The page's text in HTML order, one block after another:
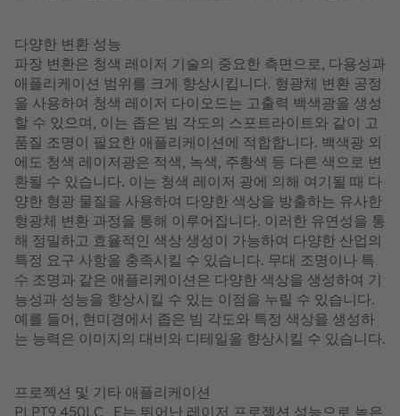
다양한 변환 성능
파장 변환은 청색 레이저 기술의 중요한 측면으로, 다용성과
애플리케이션 범위를 크게 향상시킵니다. 형광체 변환 공정
을 사용하여 청색 레이저 다이오드는 고출력 백색광을 생성
할 수 있으며, 이는 좁은 빔 각도의 스포트라이트와 같이 고
품질 조명이 필요한 애플리케이션에 적합합니다. 백색광 외
에도 청색 레이저광은 적색, 녹색, 주황색 등 다른 색으로 변
환될 수 있습니다. 이는 청색 레이저 광에 의해 여기될 때 다
양한 형광 물질을 사용하여 다양한 색상을 방출하는 유사한
형광체 변환 과정을 통해 이루어집니다. 이러한 유연성을 통
해 정밀하고 효율적인 색상 생성이 가능하여 다양한 산업의
특정 요구 사항을 충족시킬 수 있습니다. 무대 조명이나 특
수 조명과 같은 애플리케이션은 다양한 색상을 생성하여 기
능성과 성능을 향상시킬 수 있는 이점을 누릴 수 있습니다.
예를 들어, 현미경에서 좁은 빔 각도와 특정 색상을 생성하
는 능력은 이미지의 대비와 디테일을 향상시킬 수 있습니다.
프로젝션 및 기타 애플리케이션
PLPT9 450LC_E는 뛰어난 레이저 프로젝션 성능으로 높은